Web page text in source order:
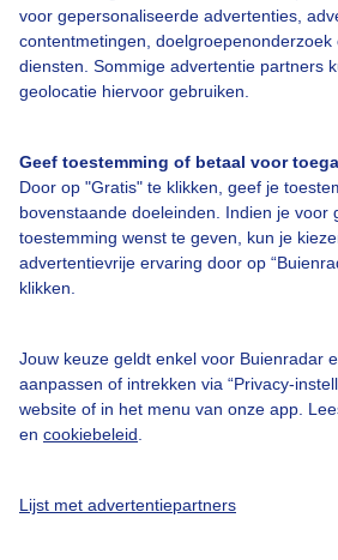
voor gepersonaliseerde advertenties,
contentmetingen, doelgroepenonderzoek
diensten. Sommige advertentie partners
geolocatie hiervoor gebruiken.
Geef toestemming of betaal voor
Door op "Gratis" te klikken, geef je
bovenstaande doeleinden. Indien je voor
toestemming wenst te geven, kun je
advertentievrije ervaring door op
klikken.
Jouw keuze geldt enkel voor Buienradar
aanpassen of intrekken via “Privacy-
website of in het menu van onze app.
en cookiebeleid
Lijst met advertentiepartners
Bedrijfsgegevens
Veelgestelde vragen
Contact
Adverteren
Buienradar Team
Cookie beleid